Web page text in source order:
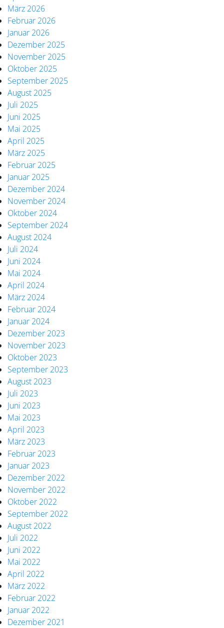
März 2026
Februar 2026
Januar 2026
Dezember 2025
November 2025
Oktober 2025
September 2025
August 2025
Juli 2025
Juni 2025
Mai 2025
April 2025
März 2025
Februar 2025
Januar 2025
Dezember 2024
November 2024
Oktober 2024
September 2024
August 2024
Juli 2024
Juni 2024
Mai 2024
April 2024
März 2024
Februar 2024
Januar 2024
Dezember 2023
November 2023
Oktober 2023
September 2023
August 2023
Juli 2023
Juni 2023
Mai 2023
April 2023
März 2023
Februar 2023
Januar 2023
Dezember 2022
November 2022
Oktober 2022
September 2022
August 2022
Juli 2022
Juni 2022
Mai 2022
April 2022
März 2022
Februar 2022
Januar 2022
Dezember 2021